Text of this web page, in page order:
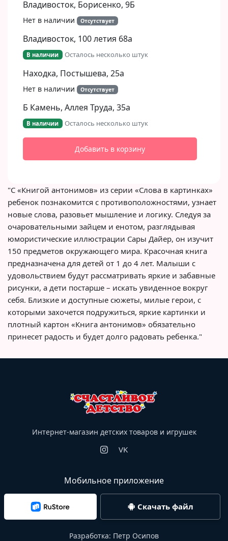
Владивосток, Борисенко, 9Б​
Нет в наличии Отсутствует
Владивосток, 100 летия 68а
В наличии Осталось несколько штук
Находка, Постышева, 25а
Нет в наличии Отсутствует
Б Камень, Аллея Труда, 35а
В наличии Осталось несколько штук
Добавить в корзину
"С «Книгой антонимов» из серии «Слова в картинках»
ребенок познакомится с противоположностями, узнает
новые слова, разовьет мышление и логику. Следуя за
очаровательными зайцем и енотом, разглядывая
юмористические иллюстрации Сары Дайер, он изучит
150 предметов окружающего мира. Красочная книга
предназначена для детей от 1 до 4 лет. Малыши с
удовольствием будут рассматривать яркие и забавные
рисунки, а дети постарше – искать увиденное вокруг
себя. Близкие и доступные сюжеты, милые герои, с
которыми захочется подружиться, яркие картинки и
плотный картон «Книга антонимов» обязательно
принесет радость и будет долго радовать ребенка."
Интернет-магазин детских товаров и игрушек
VK
Мобильное приложение
Скачать файл
Разработка: Петр Осипов